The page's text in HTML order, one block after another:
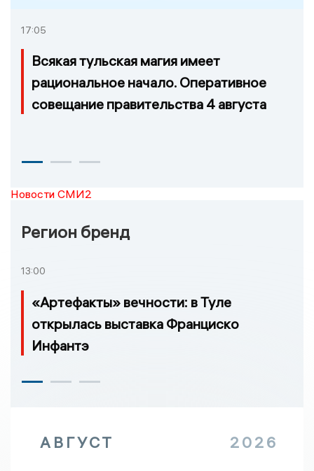
17:05
Всякая тульская магия имеет
рациональное начало. Оперативное
совещание правительства 4 августа
Новости СМИ2
Регион бренд
13:00
«Артефакты» вечности: в Туле
открылась выставка Франциско
Инфантэ
АВГУСТ 2026